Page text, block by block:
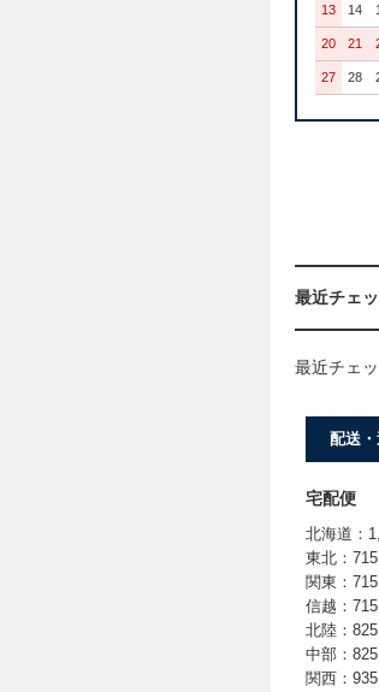
13 14
20 21
27 28
最近チェ
最近チェ
配送
宅配便
北海道：
東北：715
関東：715
信越：715
北陸：825
中部：825
関西：935